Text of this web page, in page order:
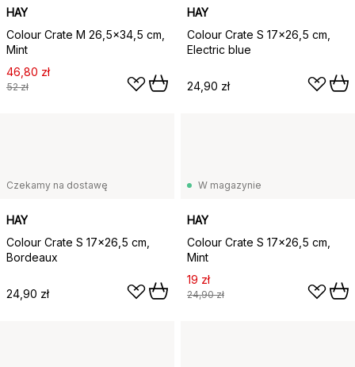
HAY
Colour Crate M 26,5x34,5 cm,
Mint
46,80 zł
52 zł
HAY
Colour Crate S 17x26,5 cm,
Electric blue
24,90 zł
Czekamy na dostawę
HAY
Colour Crate S 17x26,5 cm,
Bordeaux
24,90 zł
W magazynie
HAY
Colour Crate S 17x26,5 cm,
Mint
19 zł
24,90 zł